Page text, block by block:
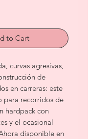
to Cart
curvas agresivas,
de
en carreras: este
para recorridos de
hardpack con
y el ocasional
disponible en